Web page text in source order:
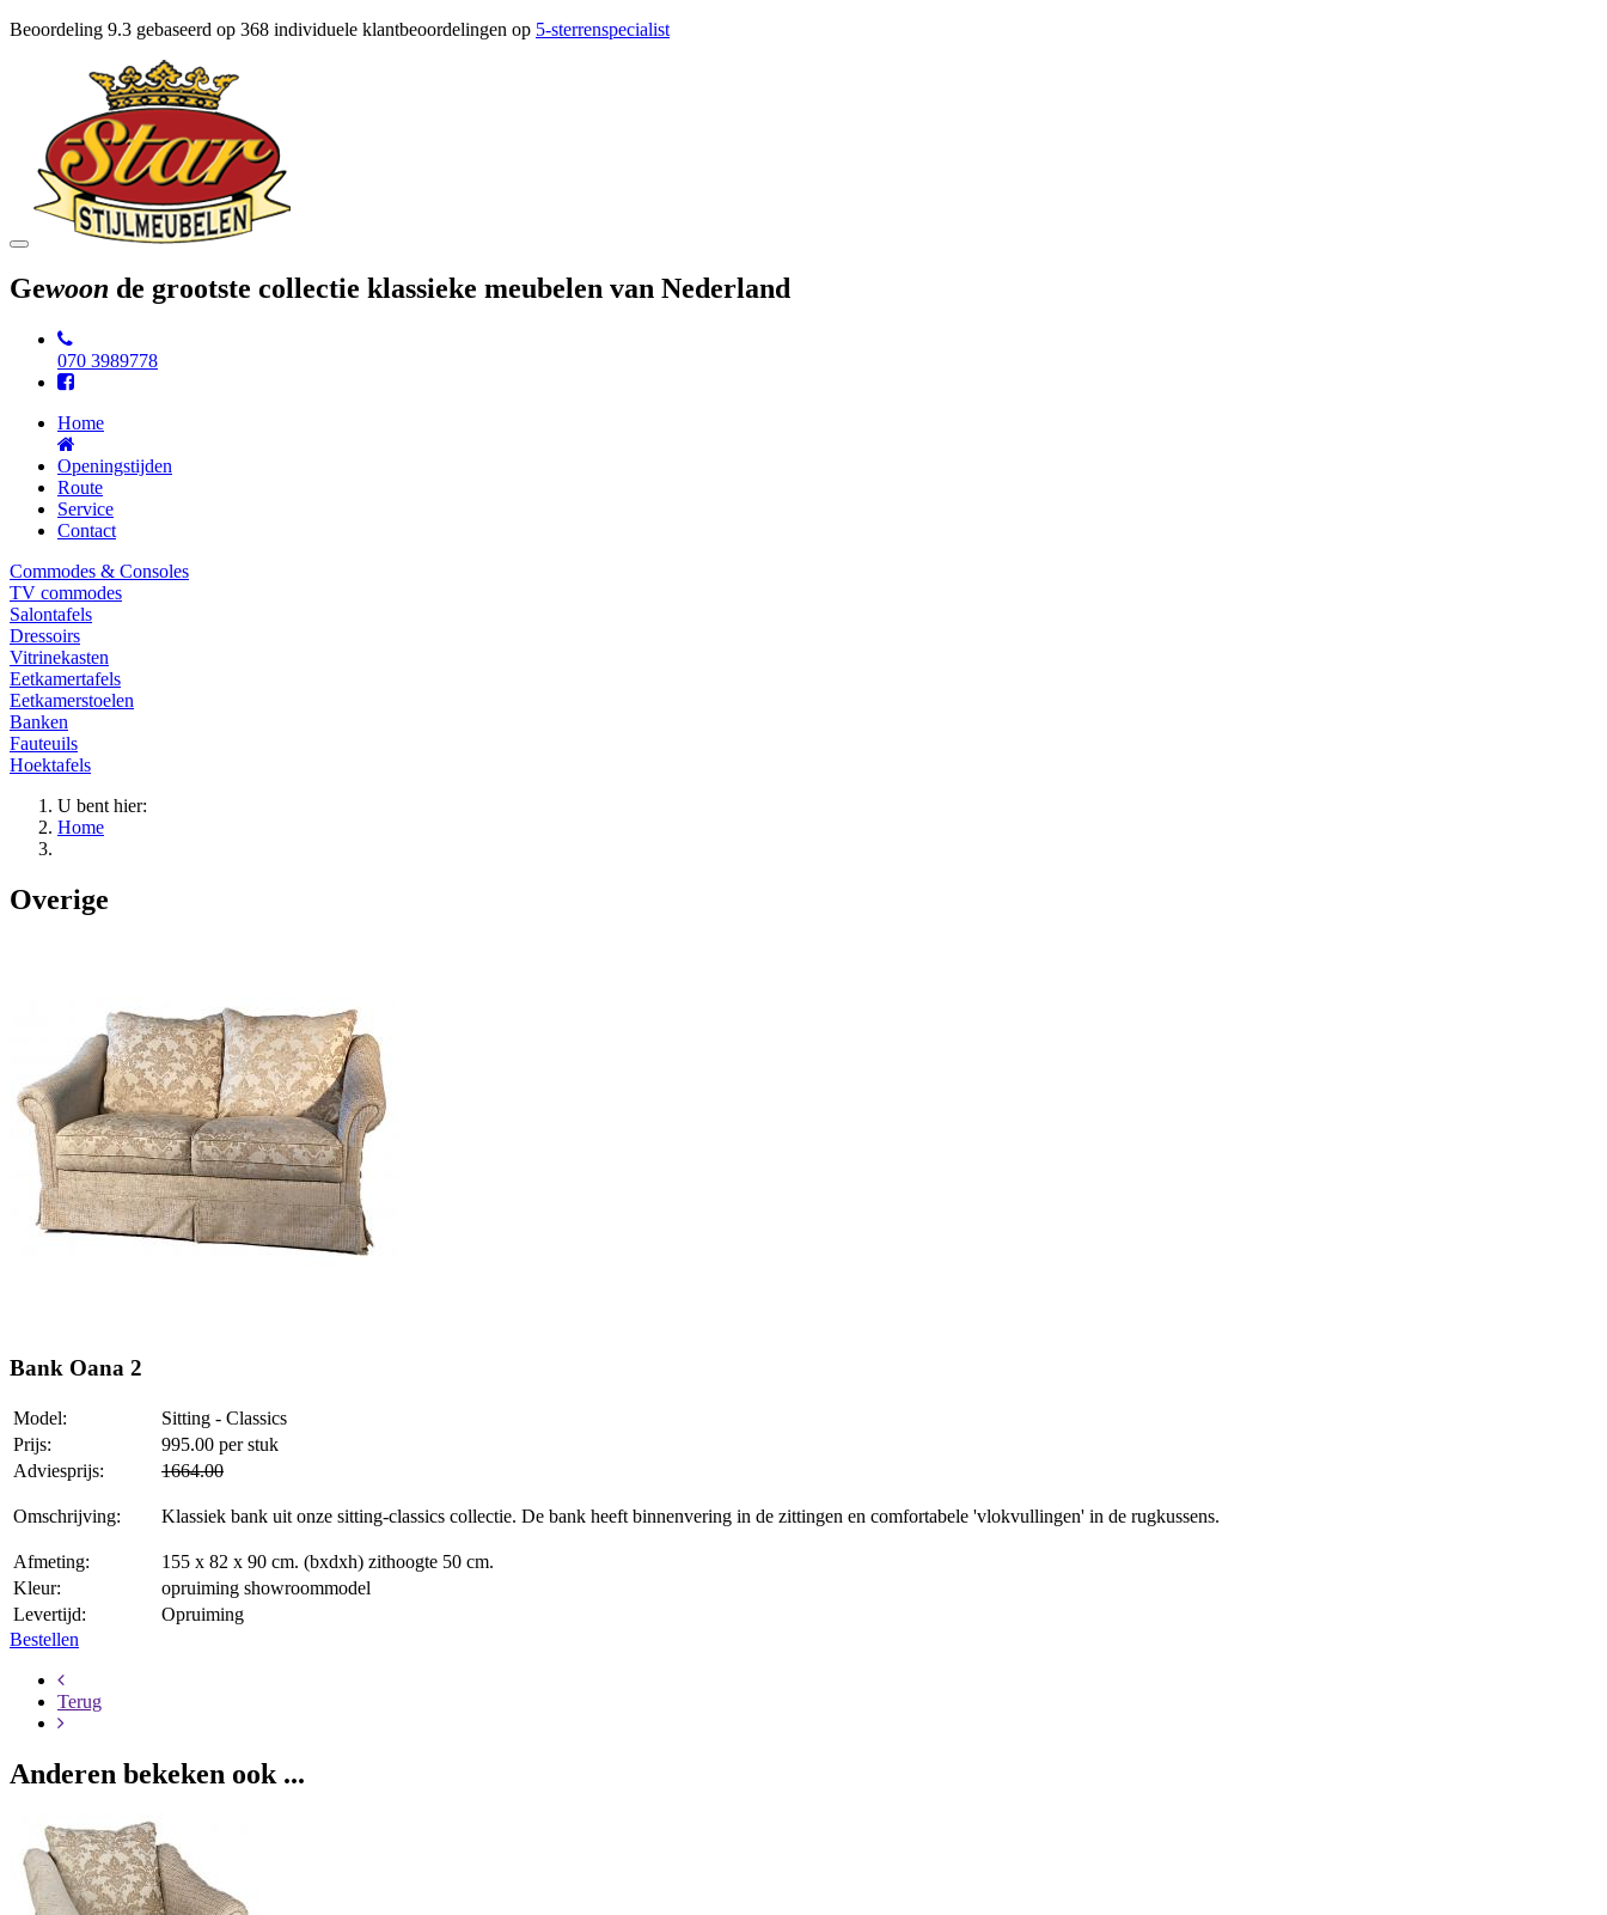
Beoordeling 9.3 gebaseerd op 368 individuele klantbeoordelingen op 5-sterrenspecialist
Toggle
Gewoon de grootste collectie klassieke meubelen van Nederland
070 3989778
Home
Openingstijden
Route
Service
Contact
Commodes & Consoles
TV commodes
Salontafels
Dressoirs
Vitrinekasten
Eetkamertafels
Eetkamerstoelen
Banken
Fauteuils
Hoektafels
U bent hier:
Home
Overige
Bank Oana 2
Model:
Sitting - Classics
Prijs:
995.00 per stuk
Adviesprijs:
1664.00
Omschrijving: Klassiek bank uit onze sitting-classics collectie. De bank heeft binnenvering in de zittingen en comfortabele 'vlokvullingen' in de rugkussens.
Afmeting:
155 x 82 x 90 cm. (bxdxh) zithoogte 50 cm.
Kleur:
opruiming showroommodel
Levertijd:
Opruiming
Bestellen
Terug
Anderen bekeken ook ...